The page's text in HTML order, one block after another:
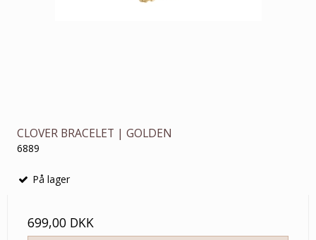
CLOVER BRACELET | GOLDEN
6889
På lager
699,00 DKK